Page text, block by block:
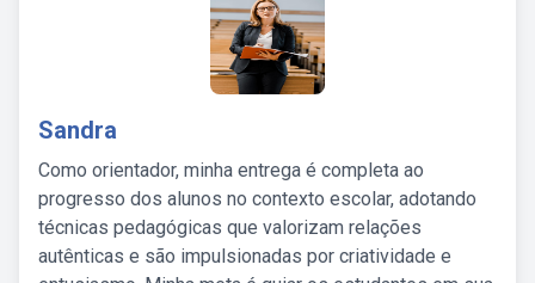
Sandra
Como orientador, minha entrega é completa ao
progresso dos alunos no contexto escolar, adotando
técnicas pedagógicas que valorizam relações
autênticas e são impulsionadas por criatividade e